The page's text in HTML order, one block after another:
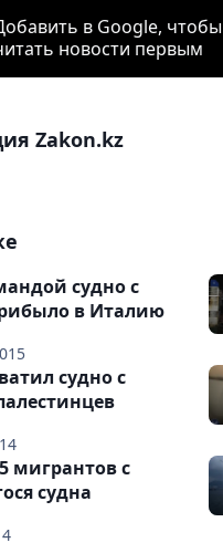
в Google, чтобы
новости первым
Zakon.kz
судно с
в Италию
судно с
мигрантов с
судна